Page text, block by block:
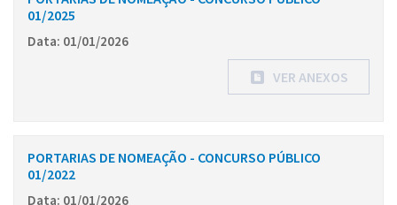
01/2025
Data: 01/01/2026
VER ANEXOS
PORTARIAS DE NOMEAÇÃO - CONCURSO PÚBLICO
01/2022
Data: 01/01/2026